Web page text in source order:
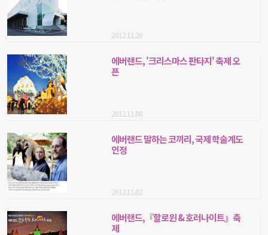
2012.11.20
에버랜드, '크리스마스 판타지' 축제 오
픈
2012.11.08
에버랜드 말하는 코끼리, 국제 학술계도
인정
2012.11.02
에버랜드,『할로윈 & 호러나이트』축
제